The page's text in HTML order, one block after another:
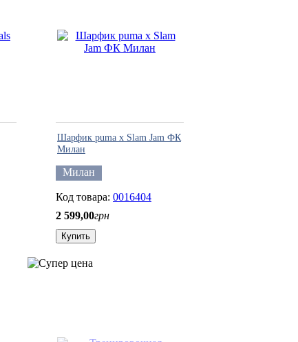
Шарфик puma x Slam Jam ФК
Милан
Милан
0016404
2 599,00грн
Купить